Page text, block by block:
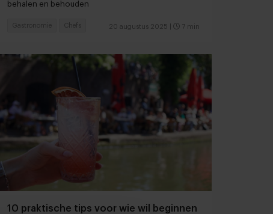
behalen en behouden
20 augustus 2025 7 min
Gastronomie Chefs
10 praktische tips voor wie wil beginnen